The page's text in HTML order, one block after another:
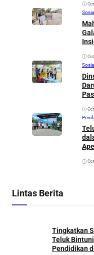
Sosial
Sosial
Lintas Berita
Tingkatkan
Teluk